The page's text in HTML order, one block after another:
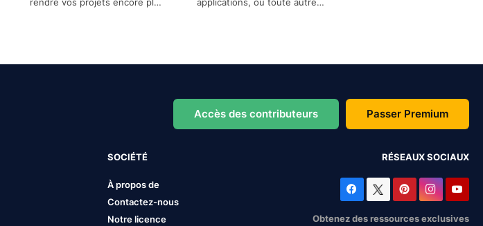
Accès des contributeurs Passer Premium
SOCIÉTÉ
À propos de
Contactez-nous
Notre licence
RÉSEAUX SOCIAUX
Obtenez des ressources exclusives